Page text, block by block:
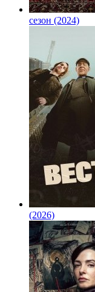
сезон (2024)
(2026)